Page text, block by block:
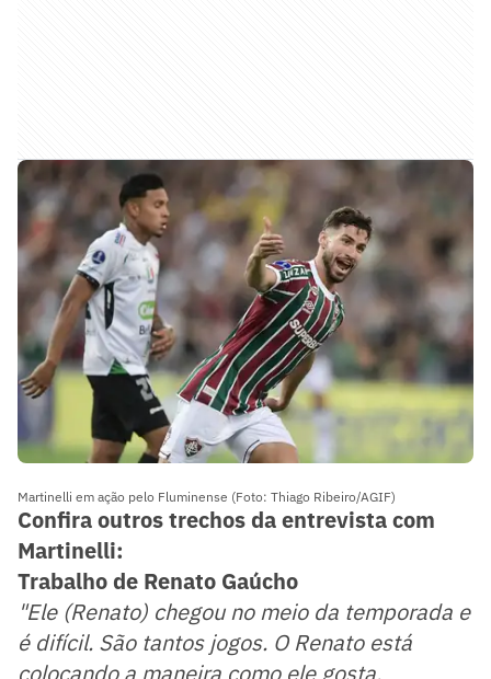
Martinelli em ação pelo Fluminense (Foto: Thiago Ribeiro/AGIF)
Confira outros trechos da entrevista com
Martinelli:
Trabalho de Renato Gaúcho
"Ele (Renato) chegou no meio da temporada e
é difícil. São tantos jogos. O Renato está
colocando a maneira como ele gosta,